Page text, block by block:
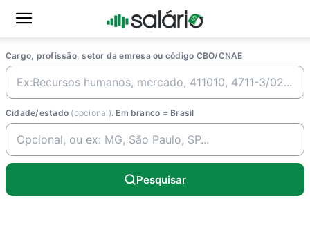
Cargo, profissão, setor da emresa ou código CBO/CNAE
Cidade/estado (opcional). Em branco = Brasil
Pesquisar